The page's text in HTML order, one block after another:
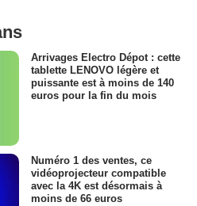
Arrivages Electro Dépot : cette
tablette LENOVO légère et
puissante est à moins de 140
euros pour la fin du mois
Numéro 1 des ventes, ce
vidéoprojecteur compatible
avec la 4K est désormais à
moins de 66 euros